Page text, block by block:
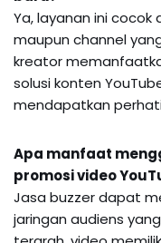
Ya, layanan ini cocok
maupun channel
kreator
solusi konten
mendapatkan
Apa manfaat
promosi video
Jasa buzzer dapat
jaringan audiens